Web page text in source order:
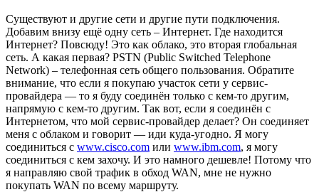
Cуществуют и другие сети и другие пути подключения.
Добавим внизу ещё одну сеть – Интернет. Где находится
Интернет? Повсюду! Это как облако, это вторая глобальная
сеть. А какая первая? PSTN (Public Switched Telephone
Network) – телефонная сеть общего пользования. Обратите
внимание, что если я покупаю участок сети у сервис-
провайдера — то я буду соединён только с кем-то другим,
напрямую с кем-то другим. Так вот, если я соединён с
Интернетом, что мой сервис-провайдер делает? Он соединяет
меня с облаком и говорит — иди куда-угодно. Я могу
соединиться с www.cisco.com или www.ibm.com, я могу
соединиться с кем захочу. И это намного дешевле! Потому что
я направляю свой трафик в обход WAN, мне не нужно
покупать WAN по всему маршруту.